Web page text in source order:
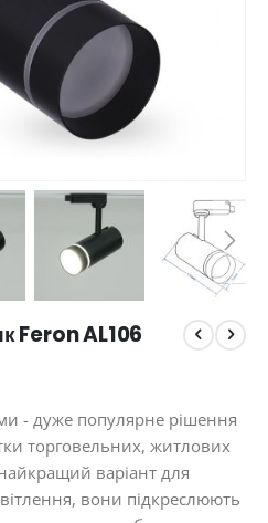
Feron AL106
- дуже популярне рішення
торговельних, житлових
варіант для
вони підкреслюють